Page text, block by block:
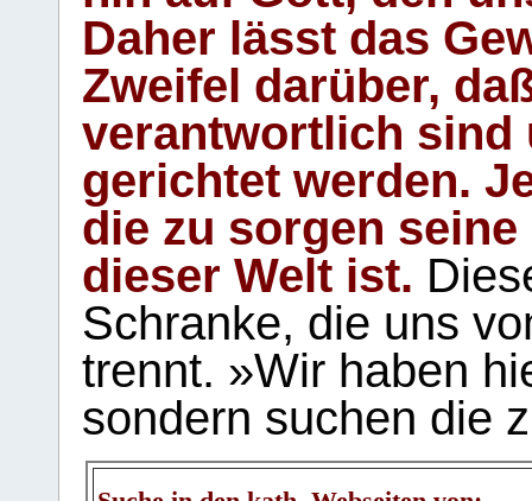
Daher lässt das
Zweifel darüber,
verantwortlich sind
gerichtet werden.
die zu sorgen
dieser Welt ist.
Schranke, die uns
trennt. »Wir haben
sondern suchen die